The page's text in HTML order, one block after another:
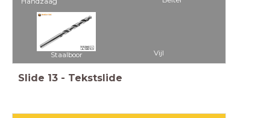
Staalboor Vijl
Slide 13 - Tekstslide